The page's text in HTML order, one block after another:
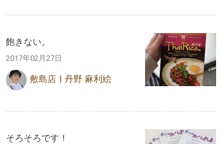
飽きない。
2017年02月27日
敷島店 丹野 麻利絵
そろそろです！